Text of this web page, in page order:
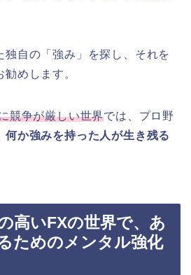
独自の「強み」を探し、それを
めします。
競争が厳しい世界では、プロ野
何か強みを持った人が生き残る
高いFXの世界で、あ
ためのメンタル強化